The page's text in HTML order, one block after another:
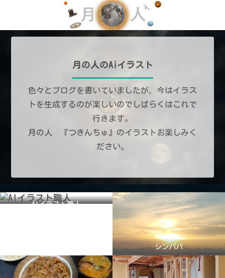
月の人のAiイラスト
色々とブログを書いていましたが、今はイラス
トを生成するのが楽しいのでしばらくはこれで
行きます。
月の人 『つきんちゅ』のイラストお楽しみく
ださい。
AIイラスト職人
シンパパ